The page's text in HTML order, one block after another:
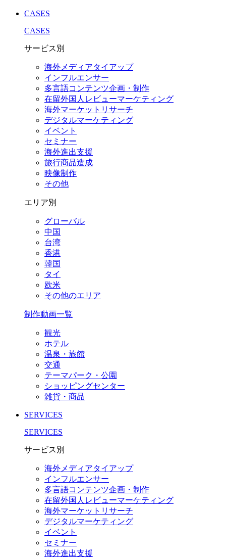
CASES
CASES
サービス別
海外メディアタイアップ
インフルエンサー
多言語コンテンツ企画・制作
在留外国⼈レビューマーケティング
海外マーケットリサーチ
デジタルマーケティング
イベント
セミナー
海外進出支援
旅行商品造成
映像制作
その他
エリア別
グローバル
中国
台湾
香港
韓国
タイ
欧米
その他のエリア
制作動画一覧
観光
ホテル
温泉・旅館
交通
テーマパーク・公園
ショッピングセンター
雑貨・商品
SERVICES
SERVICES
サービス別
海外メディアタイアップ
インフルエンサー
多言語コンテンツ企画・制作
在留外国⼈レビューマーケティング
海外マーケットリサーチ
デジタルマーケティング
イベント
セミナー
海外進出支援